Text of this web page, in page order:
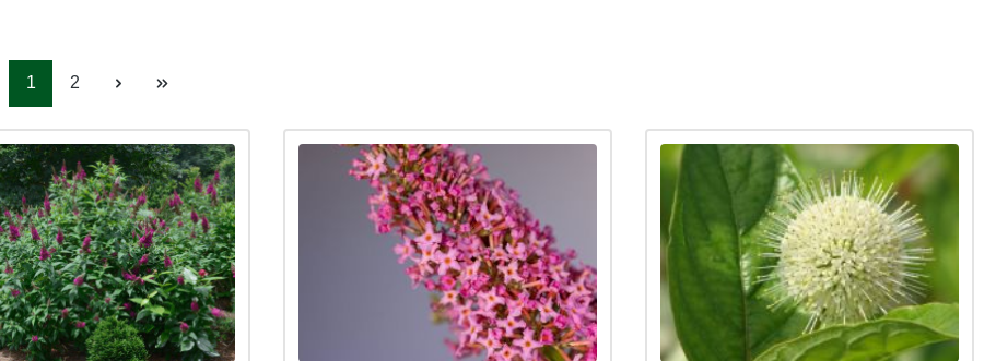
Seite
1 Seite
2